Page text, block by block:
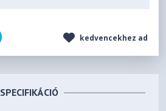
kedvencekhez ad
SPECIFIKÁCIÓ